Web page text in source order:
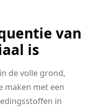
van
is
de volle grond,
maken met een
in